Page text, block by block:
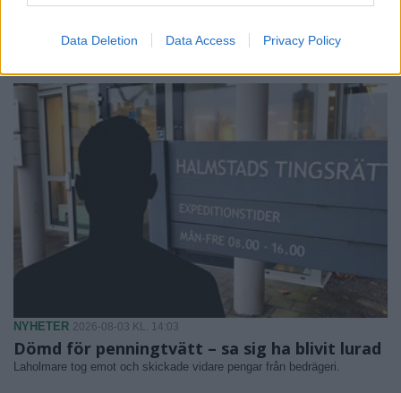
Data Deletion Data Access Privacy Policy
NYHETER 2026-08-03 KL. 14:03
Dömd för penningtvätt – sa sig ha blivit lurad
Laholmare tog emot och skickade vidare pengar från bedrägeri.